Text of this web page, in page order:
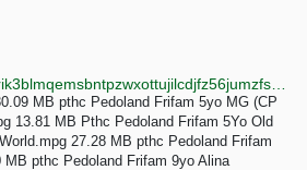
MB pthc Pedoland Frifam 5yo MG (CP
13.81 MB Pthc Pedoland Frifam 5Yo Old
27.28 MB pthc Pedoland Frifam
pthc Pedoland Frifam 9yo Alina